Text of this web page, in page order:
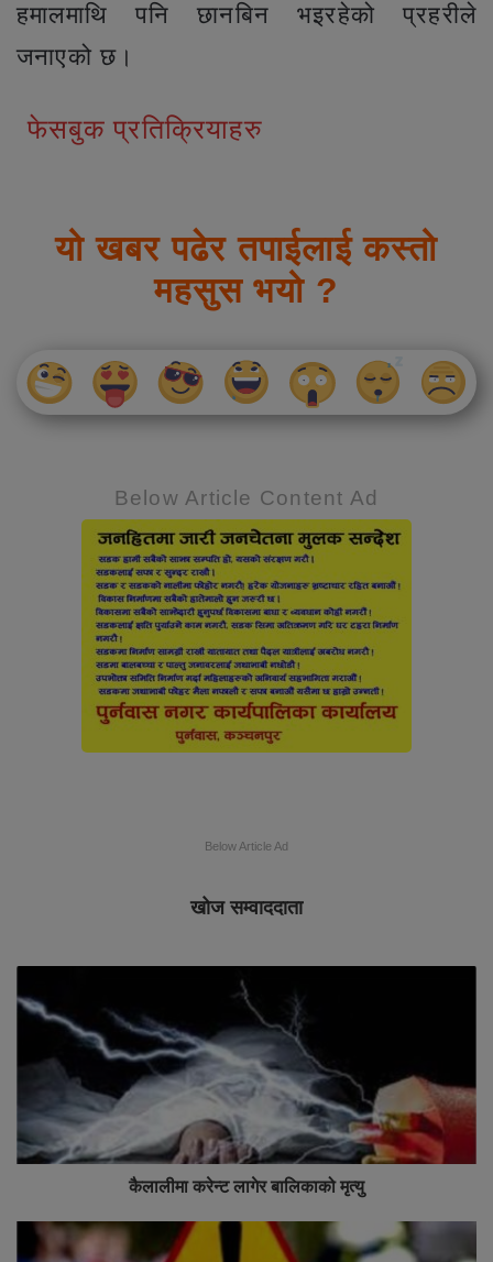
हमालमाथि पनि छानबिन भइरहेको प्रहरीले
जनाएको छ।
फेसबुक प्रतिक्रियाहरु
यो खबर पढेर तपाईलाई कस्तो
महसुस भयो ?
Below Article Content Ad
Below Article Ad
खोज सम्वाददाता
कैलालीमा करेन्ट लागेर बालिकाको मृत्यु